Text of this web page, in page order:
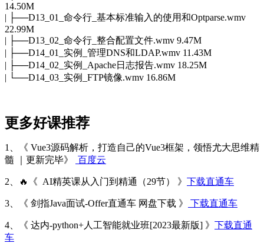
14.50M
| ├──D13_01_命令行_基本标准输入的使用和Optparse.wmv
22.99M
| ├──D13_02_命令行_整合配置文件.wmv 9.47M
| ├──D14_01_实例_管理DNS和LDAP.wmv 11.43M
| ├──D14_02_实例_Apache日志报告.wmv 18.25M
| └──D14_03_实例_FTP镜像.wmv 16.86M
更多好课推荐
1、《 Vue3源码解析，打造自己的Vue3框架，领悟尤大思维精
髓 ｜更新完毕》
百度云
2、🔥《 AI精英课从入门到精通（29节） 》 下载直通车
3、《 剑指Java面试-Offer直通车 网盘下载 》 下载直通车
4、《 达内-python+人工智能就业班[2023最新版] 》 下载直通
车